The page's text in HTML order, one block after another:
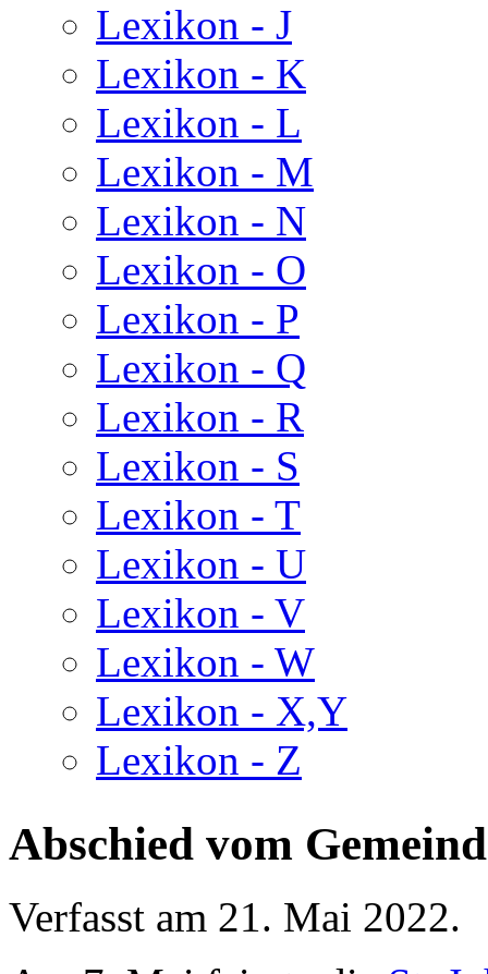
Lexikon - J
Lexikon - K
Lexikon - L
Lexikon - M
Lexikon - N
Lexikon - O
Lexikon - P
Lexikon - Q
Lexikon - R
Lexikon - S
Lexikon - T
Lexikon - U
Lexikon - V
Lexikon - W
Lexikon - X,Y
Lexikon - Z
Abschied vom
Verfasst am 21. Mai 2022.